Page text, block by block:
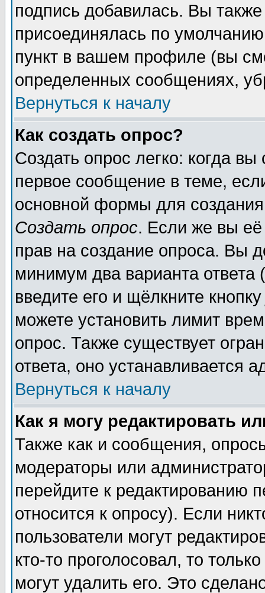
подпись добавилась. Вы
присоединялась по
пункт в вашем профиле (вы
определенных сообщениях,
Вернуться к началу
Как создать опрос?
Создать опрос легко: когда
первое сообщение в теме,
основной формы для
Создать опрос. Если же вы её
прав на создание опроса. Вы
минимум два варианта ответа
введите его и щёлкните
можете установить лимит
опрос. Также существует
ответа, оно устанавливается
Вернуться к началу
Как я могу редактировать
Также как и сообщения,
модераторы или
перейдите к редактированию
относится к опросу). Если
пользователи могут
кто-то проголосовал, то
могут удалить его. Это